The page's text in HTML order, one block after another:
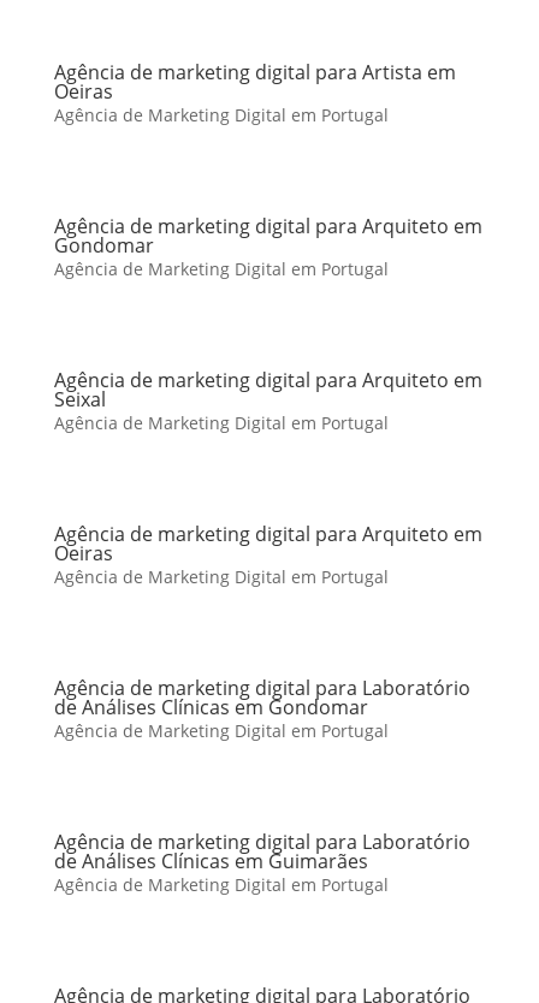
Agência de marketing digital para Artista em
Oeiras
Agência de Marketing Digital em Portugal
Agência de marketing digital para Arquiteto em
Gondomar
Agência de Marketing Digital em Portugal
Agência de marketing digital para Arquiteto em
Seixal
Agência de Marketing Digital em Portugal
Agência de marketing digital para Arquiteto em
Oeiras
Agência de Marketing Digital em Portugal
Agência de marketing digital para Laboratório
de Análises Clínicas em Gondomar
Agência de Marketing Digital em Portugal
Agência de marketing digital para Laboratório
de Análises Clínicas em Guimarães
Agência de Marketing Digital em Portugal
Agência de marketing digital para Laboratório